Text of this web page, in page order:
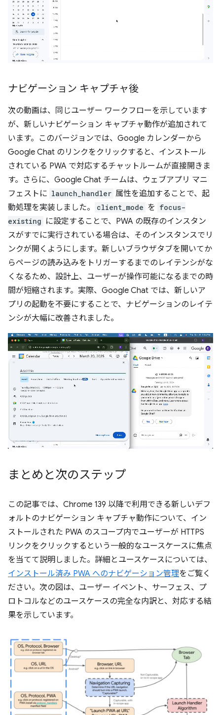
ナビゲーション キャプチャ後
次の動画は、同じユーザー ワークフローを示しています
が、新しいナビゲーション キャプチャ動作が追加されて
います。このバージョンでは、Google カレンダーから
Google Chat のリンクをクリックすると、インストール
されている PWA で対応するチャットルームが直接開きま
す。さらに、Google Chat チームは、ウェブアプリ マニ
フェストに launch_handler 属性を追加することで、起
動処理を実装しました。
client_mode を focus-
existing に設定することで、PWA の既存のインスタン
スがすでに実行されている場合は、そのインスタンスでリ
ンクが開くようにします。新しいブラウザタブを開いてか
らページの読み込みをトリガーするまでのレイテンシがな
くなるため、設計上、ユーザーが操作可能になるまでの時
間が短縮されます。実際、Google Chat では、新しいア
プリの起動を不要にすることで、ナビゲーションのレイテ
ンシが大幅に改善されました。
まとめと次のステップ
この記事では、Chrome 139 以降で利用できる新しいデフ
ォルトのナビゲーション キャプチャ動作について、イン
ストールされた PWA のスコープ内でユーザーが HTTPS
リンクをクリックするという一般的なユースケースに焦点
を当てて説明しました。詳細とユースケースについては、
インストール済み PWA へのナビゲーション管理をご覧く
ださい。次の図は、ユーザー イベント、サーフェス、プ
ロトコルなどのユースケースの完全な内訳と、対応する結
果を示しています。